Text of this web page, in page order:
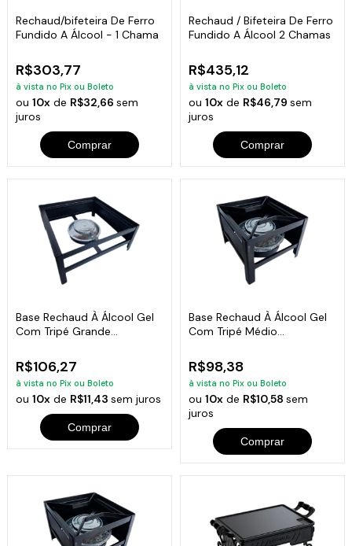
Rechaud/bifeteira De Ferro
Fundido A Álcool - 1 Chama
R$303,77
à vista no Pix ou Boleto
ou10x de R$32,66sem
juros
Comprar
Rechaud / Bifeteira De Ferro
Fundido A Álcool 2 Chamas
R$435,12
à vista no Pix ou Boleto
ou 10xde R$46,79 sem
juros
Comprar
Base Rechaud À Álcool Gel
Com Tripé Grande
R$106,27
à vista no Pix ou Boleto
ou10x de R$11,43sem juros
Comprar
Base Rechaud À Álcool Gel
Com Tripé Médio
R$98,38
à vista no Pix ou Boleto
ou 10xde R$10,58 sem
juros
Comprar